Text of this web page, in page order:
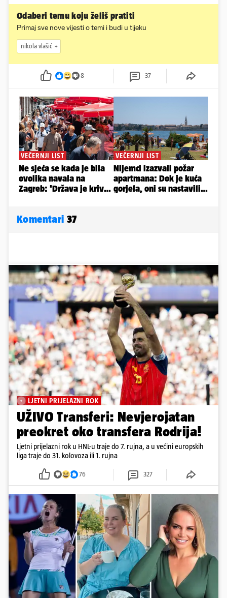
Odaberi temu koju želiš pratiti
Primaj sve nove vijesti o temi i budi u tijeku
nikola vlašić
8 37
Komentari 37
LJETNI PRIJELAZNI ROK
UŽIVO Transferi: Nevjerojatan
preokret oko transfera Rodrija!
Ljetni prijelazni rok u HNL-u traje do 7. rujna, a u većini europskih
liga traje do 31. kolovoza ili 1. rujna
76 327